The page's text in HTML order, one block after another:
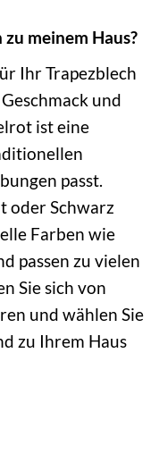
meinem Haus?
Ihr Trapezblech
und
ist eine
passt.
oder Schwarz
Farben wie
passen zu vielen
Sie sich von
und wählen Sie
zu Ihrem Haus